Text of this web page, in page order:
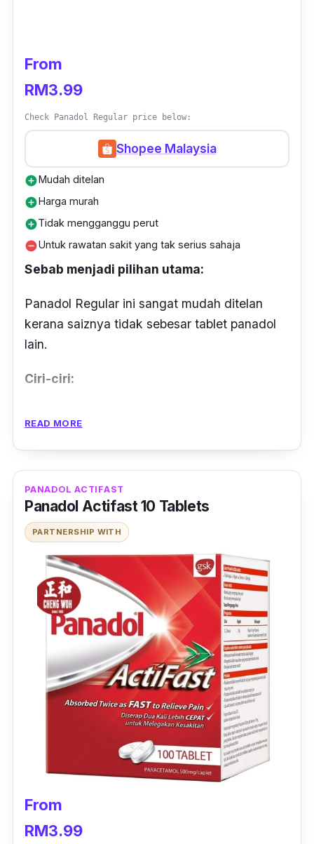
From
RM3.99
Check Panadol Regular price below:
Shopee Malaysia
add_circleMudah ditelan
add_circleHarga murah
add_circleTidak mengganggu perut
remove_circleUntuk rawatan sakit yang tak serius sahaja
Sebab menjadi pilihan utama:
Panadol Regular ini sangat mudah ditelan
kerana saiznya tidak sebesar tablet panadol
lain.
Ciri-ciri:
sendi serta sakit selepas prosedur mencabut
gigi.
Sakit selepas divaksin juga boleh dilegakan
dengan panadol jenis ini tapi, pengambilan
bawah 12 tahun.
Pesakit yang mengalami masalah buah
pinggang juga digalakkan untuk dapatkan
nasihat doktor sebelum makan panadol ini.
Review:
“Bagus untuk menghilangkan lenguh-lenguh
badan dan sangat cepat memulihkan sakit
kepala. Memang kena sentiasa ada di rumah
untuk berikan kelegaan jika sakit.”
READ MORE
PANADOL ACTIFAST
Panadol Actifast 10 Tablets
PARTNERSHIP WITH
From
RM3.99